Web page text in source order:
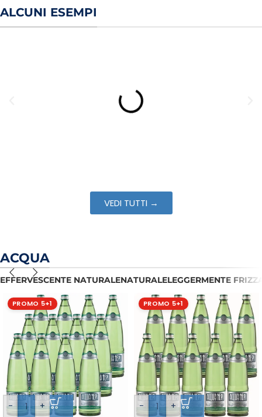
ALCUNI ESEMPI
VEDI TUTTI →
ACQUA
EFFERVESCENTE NATURALENATURALELEGGERMENTE
PROMO 5+1
- +
PROMO 5+1
- +